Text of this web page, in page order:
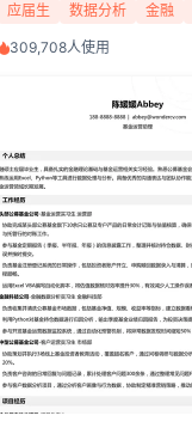
应届生 数据分析 金融
309,708人使用